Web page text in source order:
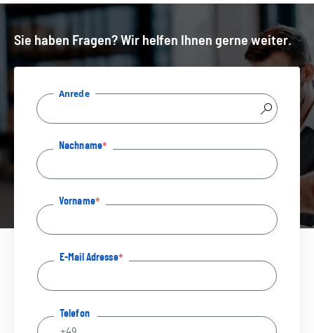
Sie haben Fragen? Wir helfen Ihnen gerne weiter.
Anrede
Nachname
Vorname
E-Mail Adresse
Telefon